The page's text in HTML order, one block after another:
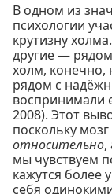
В одном из
психологии
крутизну
другие —
холм, конечно,
рядом с
воспринимали
2008). Этот
поскольку
относительно,
мы чувствуем
кажутся
себя